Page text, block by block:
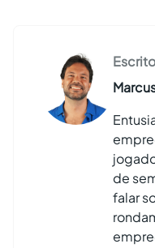
de
falar